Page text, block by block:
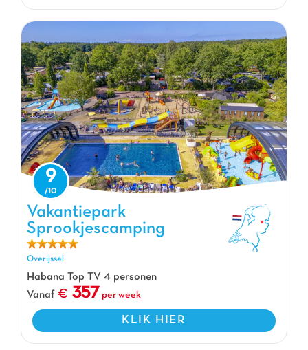
Vakantiepark Sprookjescamping, Vakantiepark Overijssel
9
Vakantiepark
Sprookjescamping
Overijssel
Habana Top TV 4 personen
Vanaf
357 per week
KLIK HIER